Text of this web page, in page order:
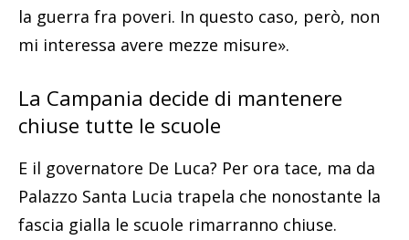
la guerra fra poveri. In questo caso, però, non
mi interessa avere mezze misure».
La Campania decide di mantenere
chiuse tutte le scuole
E il governatore De Luca? Per ora tace, ma da
Palazzo Santa Lucia trapela che nonostante la
fascia gialla le scuole rimarranno chiuse.